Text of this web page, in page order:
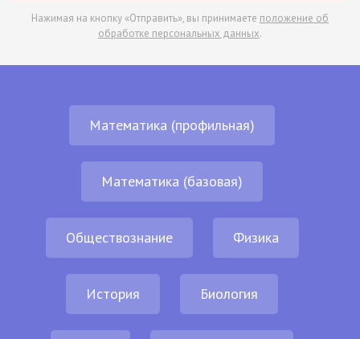
Нажимая на кнопку «Отправить», вы принимаете положение об
обработке персональных данных.
Математика (профильная)
Математика (базовая)
Обществознание Физика
История Биология